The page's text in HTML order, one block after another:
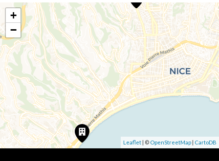
+
−
Leaflet | © OpenStreetMap | CartoDB